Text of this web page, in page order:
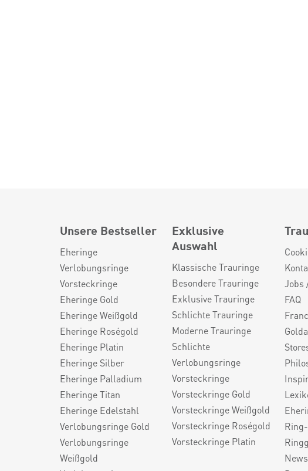
Unsere Bestseller
Eheringe
Verlobungsringe
Vorsteckringe
Eheringe Gold
Eheringe Weißgold
Eheringe Roségold
Eheringe Platin
Eheringe Silber
Eheringe Palladium
Eheringe Titan
Eheringe Edelstahl
Verlobungsringe Gold
Verlobungsringe
Weißgold
Exklusive
Auswahl
Klassische Trauringe
Besondere Trauringe
Exklusive Trauringe
Schlichte Trauringe
Moderne Trauringe
Schlichte
Verlobungsringe
Vorsteckringe
Vorsteckringe Gold
Vorsteckringe Weißgold
Vorsteckringe Roségold
Vorsteckringe Platin
Jobs
FAQ